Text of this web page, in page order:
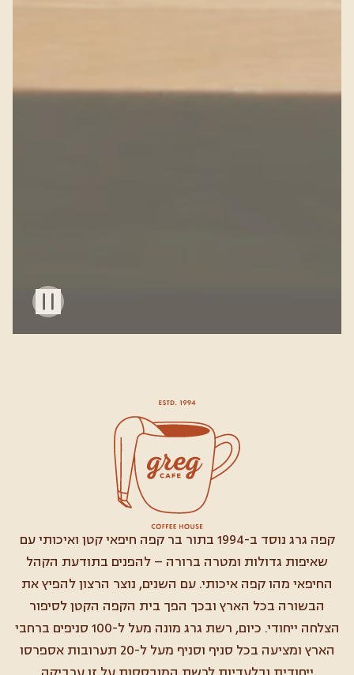
קפה גרג נוסד ב-1994 בתור בר קפה חיפאי קטן ואיכותי עם
שאיפות גדולות ומטרה ברורה – להפנים בתודעת הקהל
החיפאי מהו קפה איכותי. עם השנים, נוצר הרצון להפיץ את
הבשורה בכל הארץ ובכך הפך בית הקפה הקטן לסיפור
הצלחה ייחודי. כיום, רשת גרג מונה מעל ל-100 סניפים ברחבי
הארץ ומציעה בכל סניף וסניף מעל ל-20 תערובות אספרסו